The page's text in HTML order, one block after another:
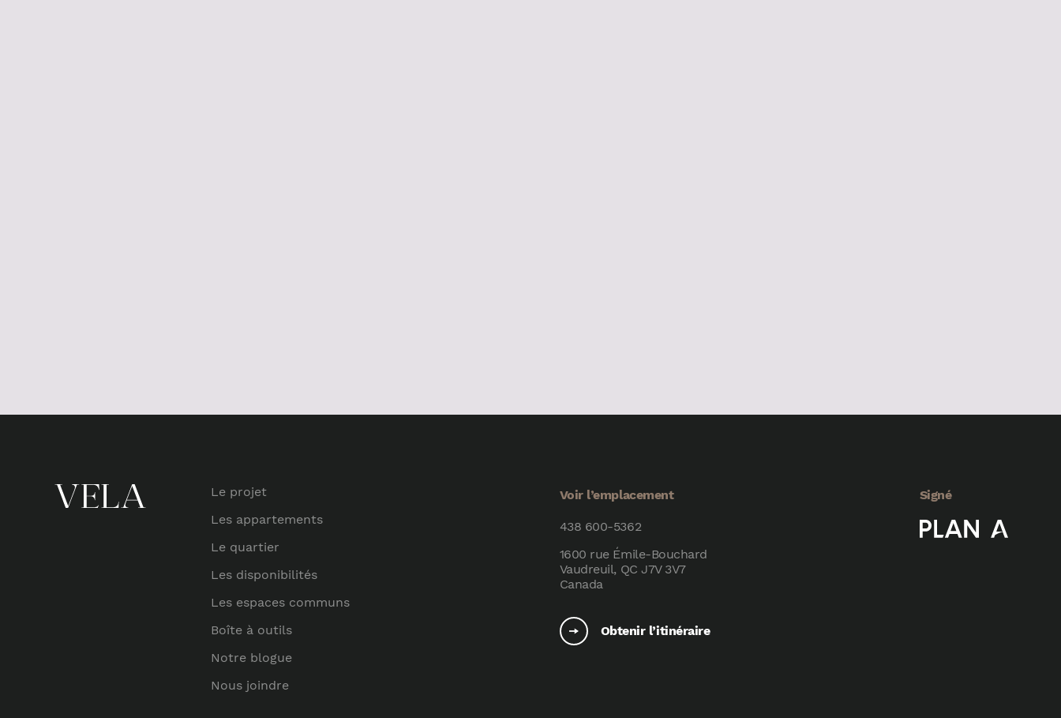
Le projet
Les appartements
Le quartier
Les disponibilités
Les espaces communs
Boîte à outils
Notre blogue
Nous joindre
Voir l’emplacement
438 600-5362
1600 rue Émile-Bouchard
Vaudreuil, QC J7V 3V7
Canada
Obtenir l’itinéraire
Signé